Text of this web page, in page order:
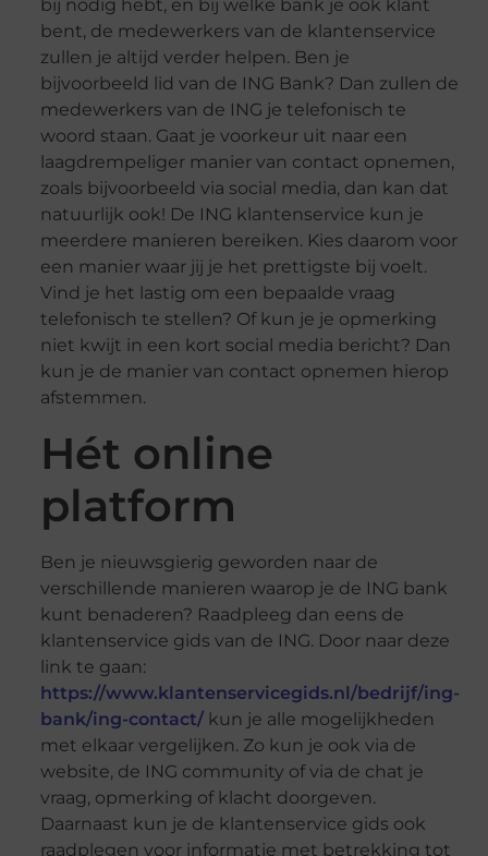
bij nodig hebt, en bij welke bank je ook klant
bent, de medewerkers van de klantenservice
zullen je altijd verder helpen. Ben je
bijvoorbeeld lid van de ING Bank? Dan zullen de
medewerkers van de ING je telefonisch te
woord staan. Gaat je voorkeur uit naar een
laagdrempeliger manier van contact opnemen,
zoals bijvoorbeeld via social media, dan kan dat
natuurlijk ook! De ING klantenservice kun je
meerdere manieren bereiken. Kies daarom voor
een manier waar jij je het prettigste bij voelt.
Vind je het lastig om een bepaalde vraag
telefonisch te stellen? Of kun je je opmerking
niet kwijt in een kort social media bericht? Dan
kun je de manier van contact opnemen hierop
afstemmen.
Hét online
platform
Ben je nieuwsgierig geworden naar de
verschillende manieren waarop je de ING bank
kunt benaderen? Raadpleeg dan eens de
klantenservice gids van de ING. Door naar deze
link te gaan:
https://www.klantenservicegids.nl/bedrijf/ing-
bank/ing-contact/kun je alle mogelijkheden
met elkaar vergelijken. Zo kun je ook via de
website, de ING community of via de chat je
vraag, opmerking of klacht doorgeven.
Daarnaast kun je de klantenservice gids ook
raadplegen voor informatie met betrekking tot